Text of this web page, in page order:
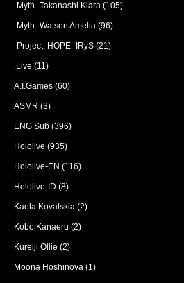
-Myth- Takanashi Kiara (105)
-Myth- Watson Amelia (96)
-Project: HOPE- IRyS (21)
.Live (11)
A.I.Games (60)
ASMR (3)
ENG Sub (396)
Hololive (935)
Hololive-EN (116)
Hololive-ID (8)
Kaela Kovalskia (2)
Kobo Kanaeru (2)
Kureiji Ollie (2)
Moona Hoshinova (1)